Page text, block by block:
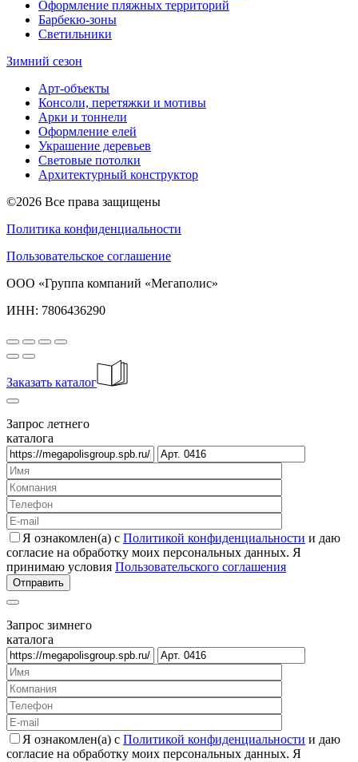
Оформление пляжных территорий
Барбекю-зоны
Светильники
Зимний сезон
Арт-объекты
Консоли, перетяжки и мотивы
Арки и тоннели
Оформление елей
Украшение деревьев
Световые потолки
Архитектурный конструктор
©2026 Все права защищены
Политика конфиденциальности
Пользовательское соглашение
ООО «Группа компаний «Мегаполис»
ИНН: 7806436290
Заказать каталог
Запрос летнего
каталога
Я ознакомлен(а) с Политикой конфиденциальности и даю
согласие на обработку моих персональных данных. Я
принимаю условия Пользовательского соглашения
Запрос зимнего
каталога
Я ознакомлен(а) с Политикой конфиденциальности и даю
согласие на обработку моих персональных данных. Я